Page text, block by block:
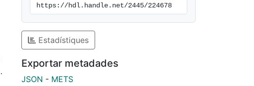
https://hdl.handle.net/2445/224678
Estadístiques
Exportar metadades
JSON - METS